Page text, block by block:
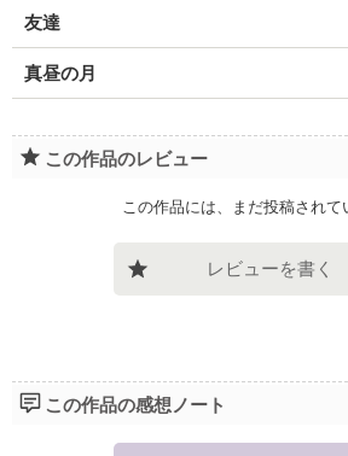
友達
真昼の月
この作品のレビュー
この作品には、まだ投稿されて
レビューを書く
この作品の感想ノート